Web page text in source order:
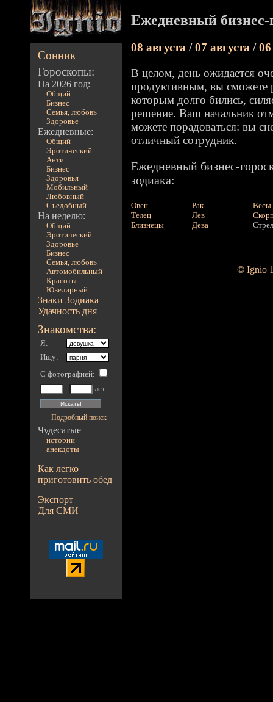
Сонник
Гороскопы:
На 2026 год:
Общий
Бизнес
Семья, любовь
Здоровье
Ежедневные:
Общий
Эротический
Анти
Бизнес
Здоровья
Мобильный
Любовный
Съедобный
На неделю:
Общий
Эротический
Здоровье
Бизнес
Семья, любовь
Автомобильный
Красоты
Ювелирный
Знаки Зодиака
Удачность дня
Знакомства:
Я:
Ищу:
С фотографией:
-
лет
Подробный поиск
Чудесатые
истории
анекдоты
Как легко
приготовить обед
Экспорт
Для СМИ
Ежедневный бизнес-
08 августа /07 августа /
В целом, день ожидается
продуктивным, вы сможете
которым долго бились,
решение. Ваш начальник
можете порадоваться: вы
отличный сотрудник.
Ежедневный бизнес-
зодиака:
Овен
Телец
Близнецы
Рак
Лев
Дева
Весы
© Ignio